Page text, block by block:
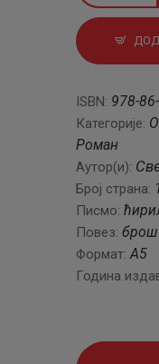
Дангубице
количина
ISBN: 978-
Категорије:
Роман
Аутор(и):
Број страна:
Писмо:
Повез: брош
Формат:А5
Година